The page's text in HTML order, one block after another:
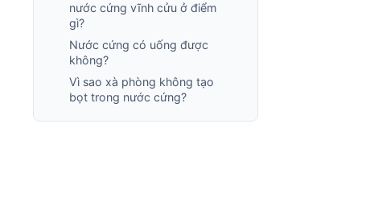
nước cứng vĩnh cửu ở điểm
gì?
Nước cứng có uống được
không?
Vì sao xà phòng không tạo
bọt trong nước cứng?